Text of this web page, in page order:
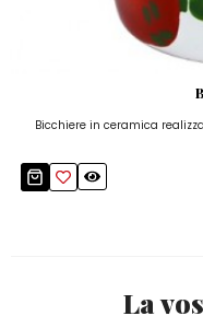
Bicchiere in ceramica
La